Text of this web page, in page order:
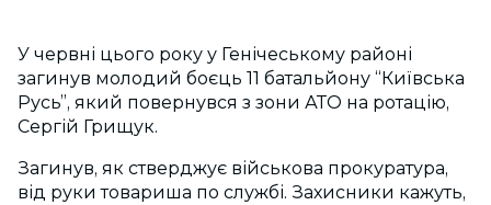
У червні цього року у Генічеському районі
загинув молодий боєць 11 батальйону “Київська
Русь”, який повернувся з зони АТО на ротацію,
Сергій Грищук.
Загинув, як стверджує військова прокуратура,
від руки товариша по службі. Захисники кажуть,